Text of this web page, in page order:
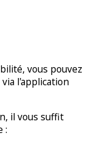
vous pouvez
l'application
il vous suffit
: